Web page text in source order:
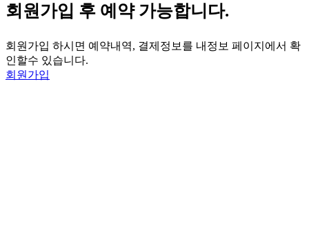
회원가입 후 예약 가능합니다.
회원가입 하시면 예약내역, 결제정보를 내정보 페이지에서 확
인할수 있습니다.
회원가입